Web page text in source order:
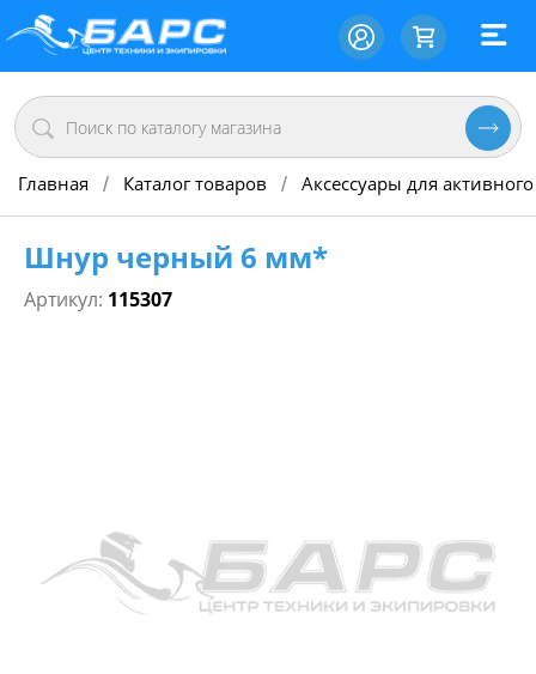
Главная / Каталог товаров / Аксессуары для
Шнур черный 6 мм*
Артикул: 115307